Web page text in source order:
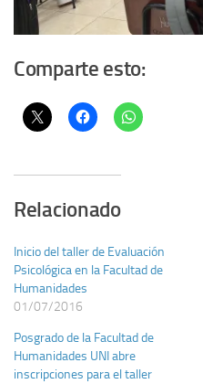
Comparte esto:
Relacionado
Inicio del taller de Evaluación
Psicológica en la Facultad de
Humanidades
01/07/2016
Posgrado de la Facultad de
Humanidades UNI abre
inscripciones para el taller